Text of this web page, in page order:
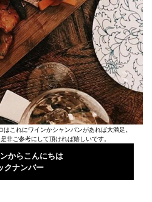
これにワインかシャンパンがあれば大満足。
非ご参考にして頂ければ嬉しいです。
からこんにちは
クナンバー